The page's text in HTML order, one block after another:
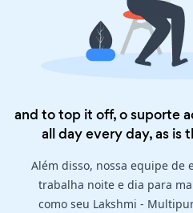
and to top it off, o suporte
all day every day, as is
Além disso, nossa equipe de
trabalha noite e dia para
como seu Lakshmi -